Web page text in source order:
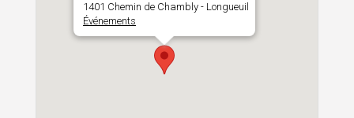
1401 Chemin de Chambly - Longueuil
Événements